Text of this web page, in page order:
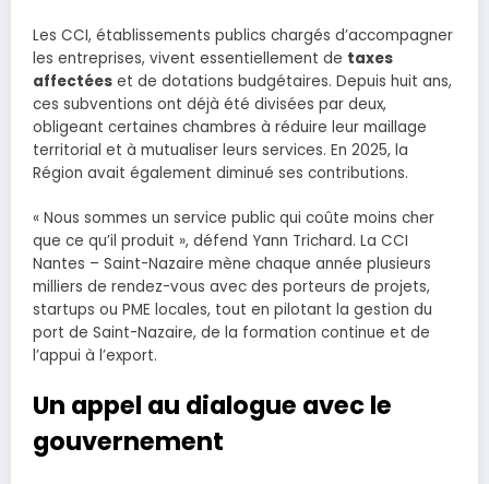
Les CCI, établissements publics chargés d’accompagner
les entreprises, vivent essentiellement de taxes
affectées et de dotations budgétaires. Depuis huit ans,
ces subventions ont déjà été divisées par deux,
obligeant certaines chambres à réduire leur maillage
territorial et à mutualiser leurs services. En 2025, la
Région avait également diminué ses contributions.
« Nous sommes un service public qui coûte moins cher
que ce qu’il produit », défend Yann Trichard. La CCI
Nantes – Saint-Nazaire mène chaque année plusieurs
milliers de rendez-vous avec des porteurs de projets,
startups ou PME locales, tout en pilotant la gestion du
port de Saint-Nazaire, de la formation continue et de
l’appui à l’export.
Un appel au dialogue avec le
gouvernement